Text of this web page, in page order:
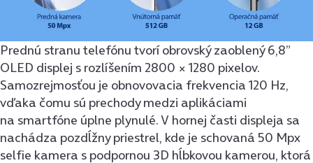
Prednú stranu telefónu tvorí obrovský zaoblený 6,8”
OLED displej s rozlíšením 2800 × 1280 pixelov.
Samozrejmosťou je obnovovacia frekvencia 120 Hz,
vďaka čomu sú prechody medzi aplikáciami
na smartfóne úplne plynulé. V hornej časti displeja sa
nachádza pozdĺžny priestrel, kde je schovaná 50 Mpx
selfie kamera s podpornou 3D hĺbkovou kamerou, ktorá